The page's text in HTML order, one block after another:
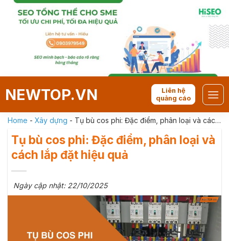
Skip
NEWTOP.VN
Liên hệ
quảng cáo
Home - Xây dựng - Tụ bù cos phi: Đặc điểm, phân loại và cách
Tụ bù cos phi: Đặc điểm, phân loại và
cách lắp đặt hiệu quả
Ngày cập nhật: 22/10/2025